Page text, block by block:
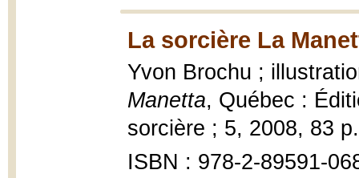
La sorcière La
Yvon Brochu ;
Manetta, Québec :
sorcière ; 5, 2008, 83
ISBN : 978-2-89591-